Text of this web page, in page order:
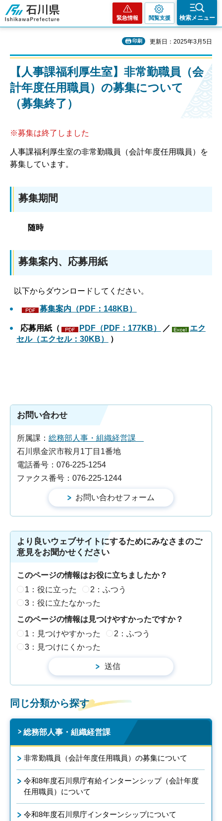
石川県
緊急情報 閲覧支援 検索メニュー
印刷 更新日：2025年3月5日
【人事課福利厚生室】非常勤職員（会
計年度任用職員）の募集について
（募集終了）
※募集は終了しました
人事課福利厚生室の非常勤職員（会計年度任用職員）を
募集しています。
募集期間
随時
募集案内、応募用紙
以下からダウンロードしてください。
募集案内（PDF：148KB）
応募用紙（ PDF（PDF：177KB） ／
エク
セル（エクセル：30KB）
）
お問い合わせ
所属課： 総務部人事・組織経営課
石川県金沢市鞍月1丁目1番地
電話番号：076-225-1254
ファクス番号：076-225-1244
より良いウェブサイトにするためにみなさまのご
意見をお聞かせください
このページの情報はお役に立ちましたか？
1：役に立った
2：ふつう
3：役に立たなかった
このページの情報は見つけやすかったですか？
1：見つけやすかった
2：ふつう
3：見つけにくかった
同じ分類から探す
総務部人事・組織経営課
非常勤職員（会計年度任用職員）の募集について
令和8年度石川県庁有給インターンシップ（会計年度
任用職員）について
令和8年度石川県庁インターンシップについて